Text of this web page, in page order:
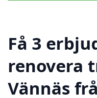
Få 3
renovera
Vännäs